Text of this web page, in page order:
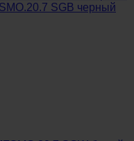
SGB черный